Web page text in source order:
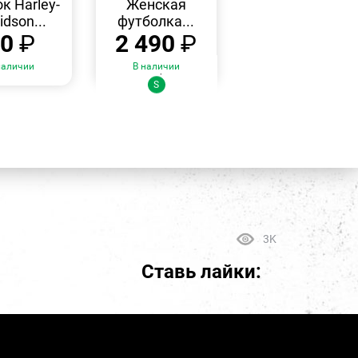
Harley-
₽
Женская
футболка...
2 490₽
В наличии
Размеры:
S
3K
Ставь лайки: